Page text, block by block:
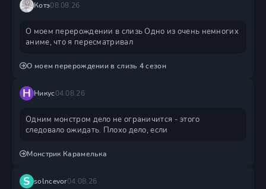
Котэ08.08.26
О моем перерождении в слизь Одно из очень немногих
аниме, что я пересматривал
О моем перерождении в слизь 4 сезон
Н Никус04.08.26
Одним монстром дело не ограничится - этого
следовало ожидать. Плохо дело, если
Монстрик Карамелька
S solncevor04.08.26